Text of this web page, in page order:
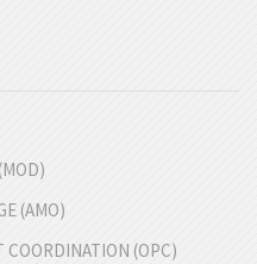
(AMO)
COORDINATION (OPC)